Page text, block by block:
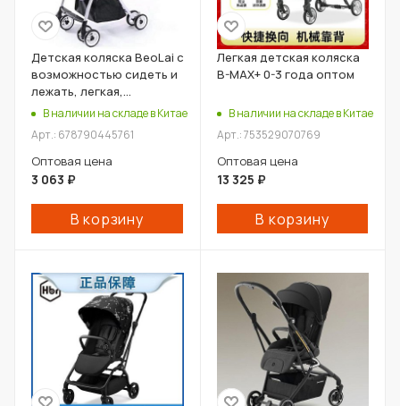
Детская коляска BeoLai с
возможностью сидеть и
лежать, легкая,
солнцезащитная, зима-
поворотные колеса
В наличии на складе в Китае
Арт.: 678790445761
Оптовая цена
3 063 ₽
В корзину
Легкая детская коляска
B-MAX+ 0-3 года оптом
В наличии на складе в Китае
Арт.: 753529070769
Оптовая цена
13 325 ₽
В корзину